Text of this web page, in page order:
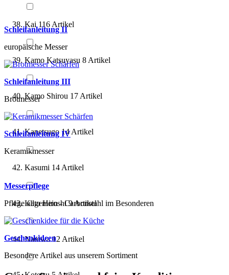
Kai 116 Artikel
Kamo Katsuyasu 8 Artikel
Kamo Shirou 17 Artikel
Kanetsugo 14Artikel
Kasumi 14 Artikel
Kato Hiroshi 9Artikel
Naniwa 12 Artikel
Schleifanleitung II
europäische Messer
Schleifanleitung III
Brotmesser
Schleifanleitung IV
Keramikmesser
Messerpflege
Pflege allgemein - Carbonstahl im Besonderen
Geschenkideen
Besondere Artikel aus unserem Sortiment